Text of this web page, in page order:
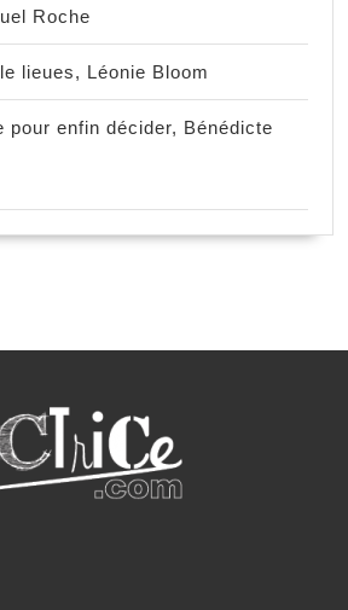
Roche
lieues, Léonie Bloom
pour enfin décider, Bénédicte